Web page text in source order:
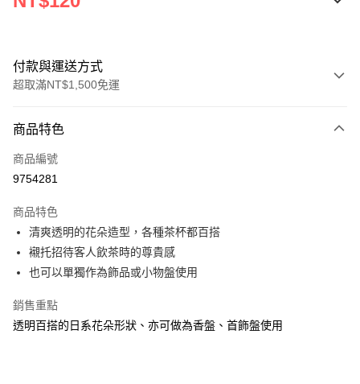
付款與運送方式
超取滿NT$1,500免運
信用卡一次付款
超商取貨付款
Apple Pay
街口支付
Google Pay
商品特色
商品編號
9754281
商品特色
清爽透明的花朵造型，各種茶杯都百搭
襯托招待客人飲茶時的尊貴感
也可以單獨作為飾品或小物盤使用
銷售重點
透明百搭的日系花朵形狀、亦可做為香盤、首飾盤使用